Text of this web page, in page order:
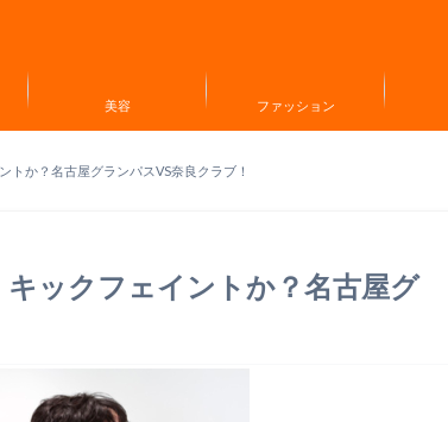
美容 ファッション
トか？名古屋グランパスVS奈良クラブ！
ックフェイントか？名古屋グ